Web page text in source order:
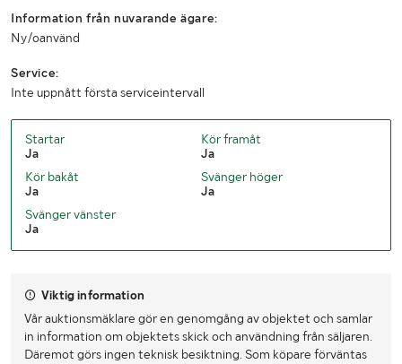
Information från nuvarande ägare:
Ny/oanvänd
Service:
Inte uppnått första serviceintervall
Startar
Ja
Kör framåt
Ja
Kör bakåt
Ja
Svänger höger
Ja
Svänger vänster
Ja
Viktig information
Vår auktionsmäklare gör en genomgång av objektet och samlar
in information om objektets skick och användning från säljaren.
Däremot görs ingen teknisk besiktning. Som köpare förväntas